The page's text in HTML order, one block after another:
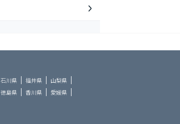
石川県 福井県
山梨県
徳島県 香川県
愛媛県